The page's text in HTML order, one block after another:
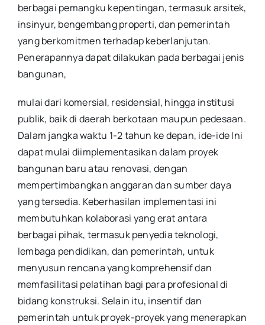
berbagai pemangku kepentingan, termasuk arsitek,
insinyur, bengembang properti, dan pemerintah
yang berkomitmen terhadap keberlanjutan.
Penerapannya dapat dilakukan pada berbagai jenis
bangunan,
mulai dari komersial, residensial, hingga institusi
publik, baik di daerah berkotaan maupun pedesaan.
Dalam jangka waktu 1-2 tahun ke depan, ide-ide Ini
dapat mulai diimplementasikan dalam proyek
bangunan baru atau renovasi, dengan
mempertimbangkan anggaran dan sumber daya
yang tersedia. Keberhasilan implementasi ini
membutuhkan kolaborasi yang erat antara
berbagai pihak, termasuk penyedia teknologi,
lembaga pendidikan, dan pemerintah, untuk
menyusun rencana yang komprehensif dan
memfasilitasi pelatihan bagi para profesional di
bidang konstruksi. Selain itu, insentif dan
pemerintah untuk proyek-proyek yang menerapkan